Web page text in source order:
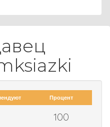
Процент
100